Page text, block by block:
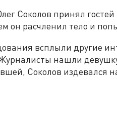
Соколов принял
он расчленил тело и
всплыли другие
нашли
Соколов издевался